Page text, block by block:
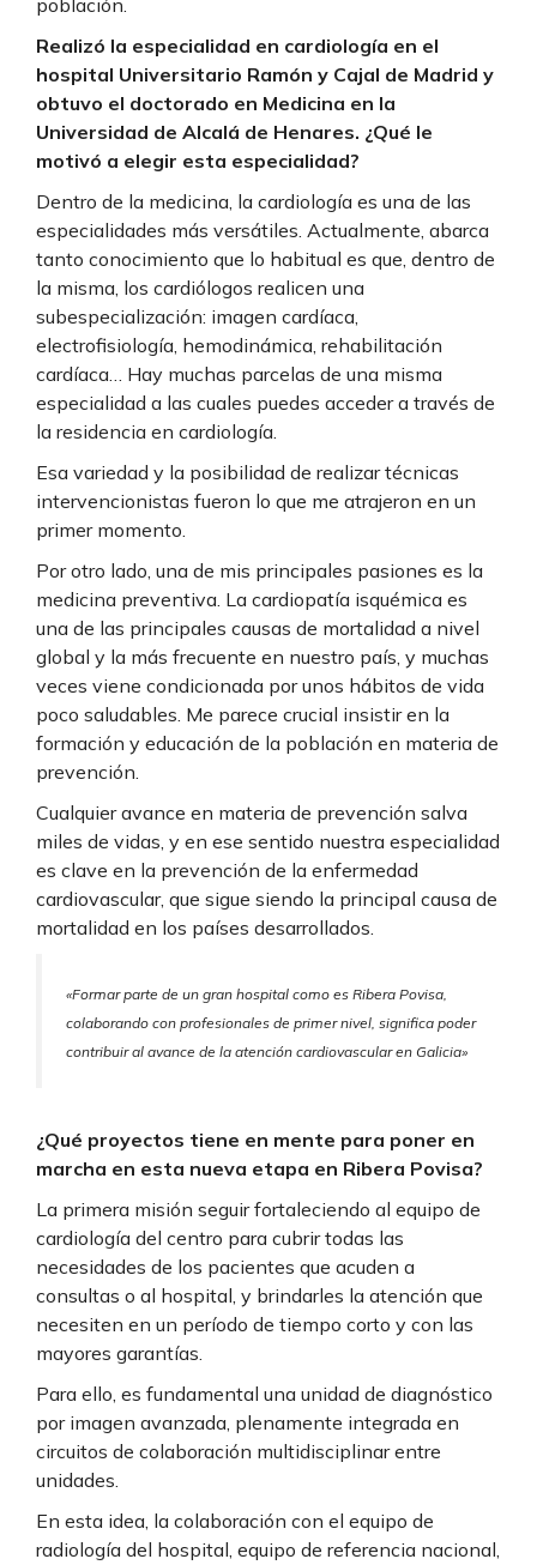
población.
Realizó la especialidad en cardiología en el
hospital Universitario Ramón y Cajal de Madrid y
obtuvo el doctorado en Medicina en la
Universidad de Alcalá de Henares. ¿Qué le
motivó a elegir esta especialidad?
Dentro de la medicina, la cardiología es una de las
especialidades más versátiles. Actualmente, abarca
tanto conocimiento que lo habitual es que, dentro de
la misma, los cardiólogos realicen una
subespecialización: imagen cardíaca,
electrofisiología, hemodinámica, rehabilitación
cardíaca… Hay muchas parcelas de una misma
especialidad a las cuales puedes acceder a través de
la residencia en cardiología.
Esa variedad y la posibilidad de realizar técnicas
intervencionistas fueron lo que me atrajeron en un
primer momento.
Por otro lado, una de mis principales pasiones es la
medicina preventiva. La cardiopatía isquémica es
una de las principales causas de mortalidad a nivel
global y la más frecuente en nuestro país, y muchas
veces viene condicionada por unos hábitos de vida
poco saludables. Me parece crucial insistir en la
formación y educación de la población en materia de
prevención.
Cualquier avance en materia de prevención salva
miles de vidas, y en ese sentido nuestra especialidad
es clave en la prevención de la enfermedad
cardiovascular, que sigue siendo la principal causa de
mortalidad en los países desarrollados.
«Formar parte de un gran hospital como es Ribera Povisa,
colaborando con profesionales de primer nivel, significa poder
contribuir al avance de la atención cardiovascular en Galicia»
¿Qué proyectos tiene en mente para poner en
marcha en esta nueva etapa en Ribera Povisa?
La primera misión seguir fortaleciendo al equipo de
cardiología del centro para cubrir todas las
necesidades de los pacientes que acuden a
consultas o al hospital, y brindarles la atención que
necesiten en un período de tiempo corto y con las
mayores garantías.
Para ello, es fundamental una unidad de diagnóstico
por imagen avanzada, plenamente integrada en
circuitos de colaboración multidisciplinar entre
unidades.
En esta idea, la colaboración con el equipo de
radiología del hospital, equipo de referencia nacional,